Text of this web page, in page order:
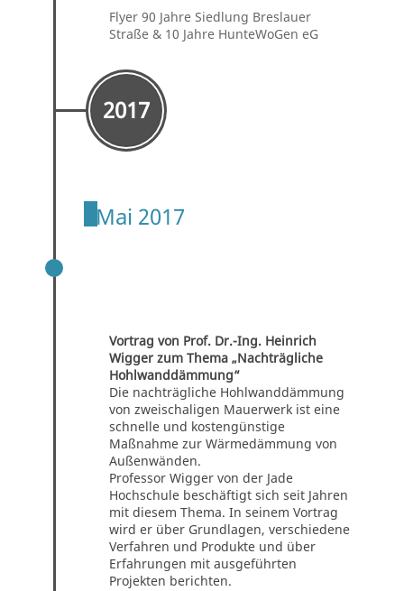
Flyer 90 Jahre Siedlung Breslauer
Straße & 10 Jahre HunteWoGen eG
2017
Mai 2017
Vortrag von Prof. Dr.-Ing. Heinrich
Wigger zum Thema „Nachträgliche
Hohlwanddämmung“
Die nachträgliche Hohlwanddämmung
von zweischaligen Mauerwerk ist eine
schnelle und kostengünstige
Maßnahme zur Wärmedämmung von
Außenwänden.
Professor Wigger von der Jade
Hochschule beschäftigt sich seit Jahren
mit diesem Thema. In seinem Vortrag
wird er über Grundlagen, verschiedene
Verfahren und Produkte und über
Erfahrungen mit ausgeführten
Projekten berichten.